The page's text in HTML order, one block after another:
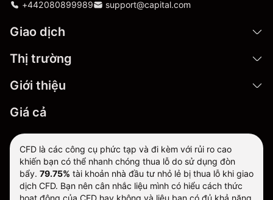
+442080899989 support@capital.com
Giao dịch
Thị trường
Giới thiệu
Giá cả
CFD là các công cụ phức tạp và đi kèm với rủi ro cao
khiến bạn có thể nhanh chóng thua lỗ do sử dụng đòn
bẩy. 79.75% tài khoản nhà đầu tư nhỏ lẻ bị thua lỗ khi giao
dịch CFD. Bạn nên cân nhắc liệu mình có hiểu cách thức
hoạt động của CFD hay không và liệu bạn có đủ khả năng